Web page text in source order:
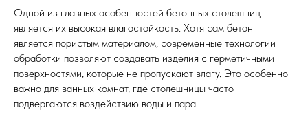
Одной из главных особенностей бетонных столешниц
является их высокая влагостойкость. Хотя сам бетон
является пористым материалом, современные технологии
обработки позволяют создавать изделия с герметичными
поверхностями, которые не пропускают влагу. Это особенно
важно для ванных комнат, где столешницы часто
подвергаются воздействию воды и пара.